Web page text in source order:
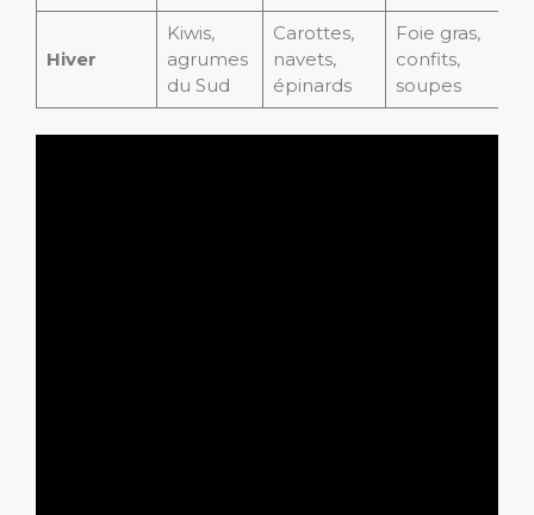
Hiver
Kiwis,
agrumes
du Sud
Carottes,
navets,
épinards
Foie gras,
confits,
soupes